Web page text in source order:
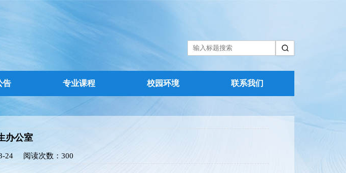
告 专业课程 校园环境 联系我们
办公室
24 阅读次数： 300